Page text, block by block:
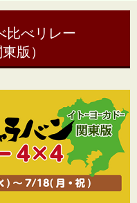
べリレー
版）